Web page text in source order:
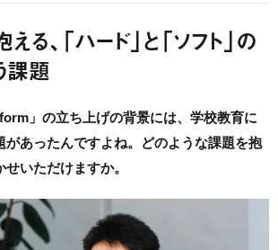
る、「ハード」と「ソフト」の
課題
」の立ち上げの背景には、学校教育に
があったんですよね。どのような課題を抱
いただけますか。